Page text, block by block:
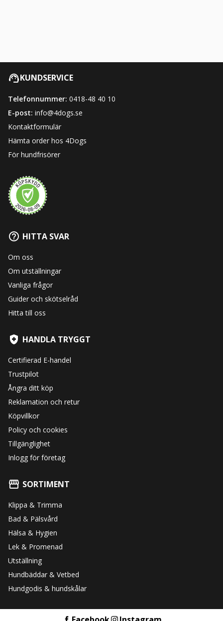
KUNDSERVICE
Telefonnummer: 0418-48 40 10
E-post: info@4dogs.se
Kontaktformulär
Hämta order hos 4Dogs
För hundfrisörer
HITTA SVAR
Om oss
Om utställningar
Vanliga frågor
Guider och skötselråd
Hitta till oss
HANDLA TRYGGT
Certifierad E-handel
Trustpilot
Ångra ditt köp
Reklamation och retur
Köpvillkor
Policy och cookies
Tillgänglighet
Inlogg för företag
SORTIMENT
Klippa & Trimma
Bad & Pälsvård
Hälsa & Hygien
Lek & Promenad
Utställning
Hundbäddar & Vetbed
Hundgodis & hundskålar